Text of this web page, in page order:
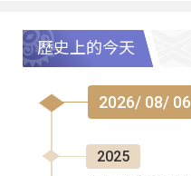
歷史上的今天
2026/ 08/ 06
2025